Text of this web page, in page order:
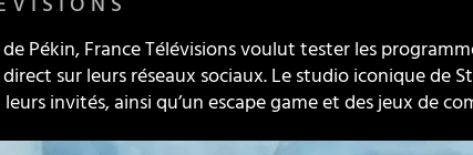
de Pékin, France Télévisions voulut tester les
sur leurs réseaux sociaux. Le studio iconique
invités, ainsi qu’un escape game et des jeux de